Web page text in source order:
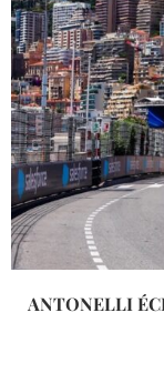
ANTONELLI